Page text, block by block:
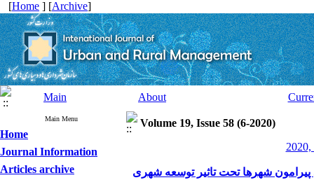
[Home ] [Archive]
Main About
Main Menu
Home
Journal Information
Articles archive
Volume 19, Issue 58 (6-2020)
شهرها تحت تاثیر توسعه شهری